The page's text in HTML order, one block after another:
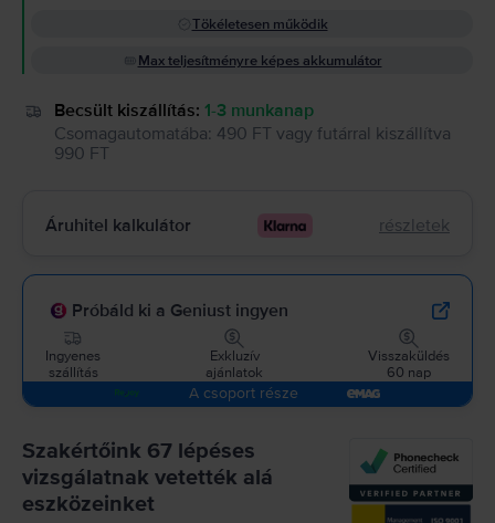
Tökéletesen működik
Max teljesítményre képes akkumulátor
Becsült kiszállítás: 1-3 munkanap
Csomagautomatába: 490 FT vagy futárral kiszállítva
990 FT
Áruhitel kalkulátor részletek
Próbáld ki a Geniust ingyen
Ingyenes
szállítás
Exkluzív
ajánlatok
Visszaküldés
60 nap
A csoport része
Szakértőink 67 lépéses
vizsgálatnak vetették alá
eszközeinket